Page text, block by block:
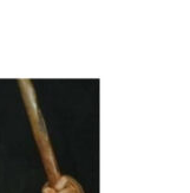
z dovozu“ bude
vedro leze na